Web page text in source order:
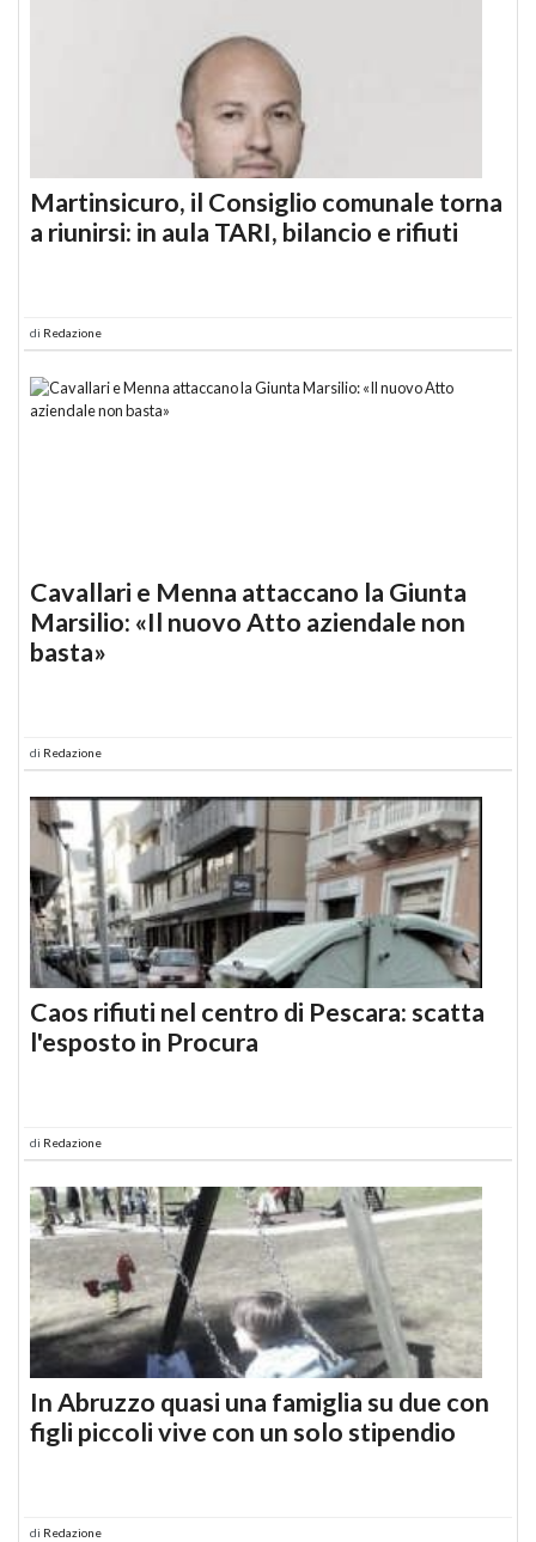
Martinsicuro, il Consiglio comunale torna
a riunirsi: in aula TARI, bilancio e rifiuti
di Redazione
Cavallari e Menna attaccano la Giunta
Marsilio: «Il nuovo Atto aziendale non
basta»
di Redazione
Caos rifiuti nel centro di Pescara: scatta
l'esposto in Procura
di Redazione
In Abruzzo quasi una famiglia su due con
figli piccoli vive con un solo stipendio
di Redazione